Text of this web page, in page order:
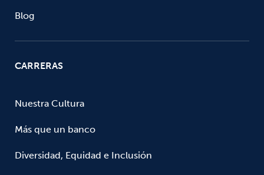
Blog
CARRERAS
Nuestra Cultura
Más que un banco
Diversidad, Equidad e Inclusión